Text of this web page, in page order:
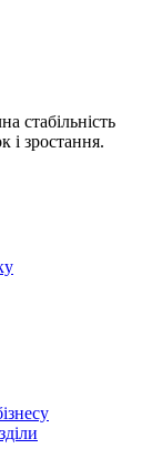
стабільність
і зростання.